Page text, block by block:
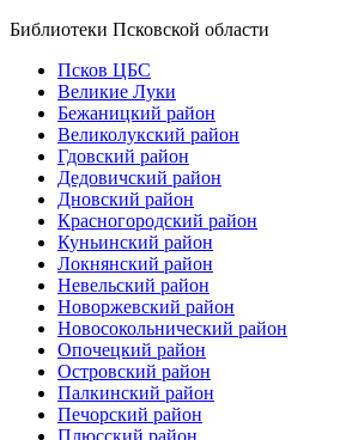
Библиотеки Псковской области
Псков ЦБС
Великие Луки
Бежаницкий район
Великолукский район
Гдовский район
Дедовичский район
Дновский район
Красногородский район
Куньинский район
Локнянский район
Невельский район
Новоржевский район
Новосокольнический район
Опочецкий район
Островский район
Палкинский район
Печорский район
Плюсский район